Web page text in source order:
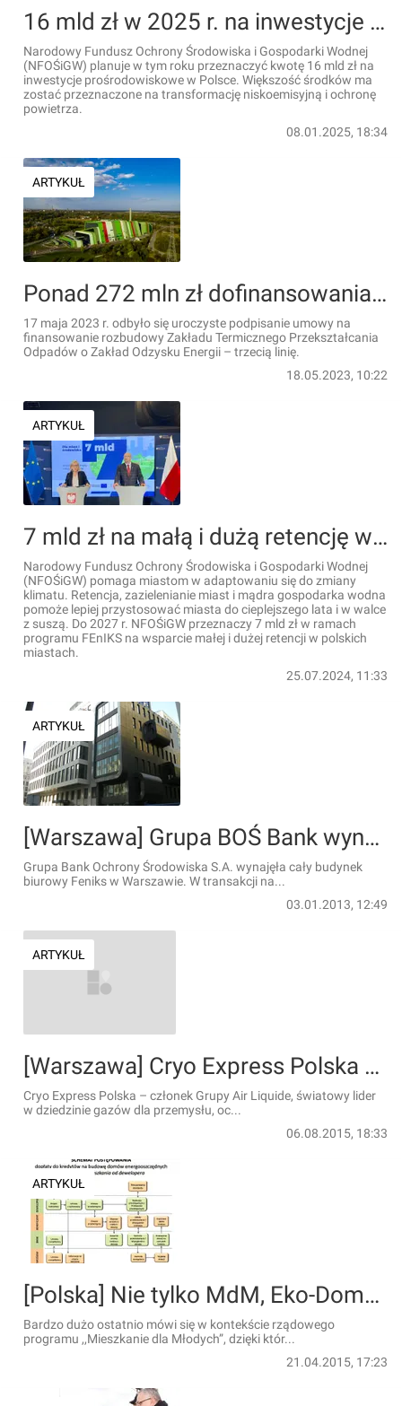
16 mld zł w 2025 r. na inwestycje prośrodowiskowe w Polsce
Narodowy Fundusz Ochrony Środowiska i Gospodarki Wodnej
(NFOŚiGW) planuje w tym roku przeznaczyć kwotę 16 mld zł na
inwestycje prośrodowiskowe w Polsce. Większość środków ma
zostać przeznaczone na transformację niskoemisyjną i ochronę
powietrza.
08.01.2025, 18:34
ARTYKUŁ
Ponad 272 mln zł dofinansowania z NFOŚiGW na rozbudowę krakowskiej spalarni [ZDJĘCIA]
17 maja 2023 r. odbyło się uroczyste podpisanie umowy na
finansowanie rozbudowy Zakładu Termicznego Przekształcania
Odpadów o Zakład Odzysku Energii – trzecią linię.
18.05.2023, 10:22
ARTYKUŁ
7 mld zł na małą i dużą retencję w polskich miastach i miasteczkach
Narodowy Fundusz Ochrony Środowiska i Gospodarki Wodnej
(NFOŚiGW) pomaga miastom w adaptowaniu się do zmiany
klimatu. Retencja, zazielenianie miast i mądra gospodarka wodna
pomoże lepiej przystosować miasta do cieplejszego lata i w walce
z suszą. Do 2027 r. NFOŚiGW przeznaczy 7 mld zł w ramach
programu FEnIKS na wsparcie małej i dużej retencji w polskich
miastach.
25.07.2024, 11:33
ARTYKUŁ
[Warszawa] Grupa BOŚ Bank wynajmuje cały biurowiec Feniks w Warszawie
Grupa Bank Ochrony Środowiska S.A. wynajęła cały budynek
biurowy Feniks w Warszawie. W transakcji na...
03.01.2013, 12:49
ARTYKUŁ
[Warszawa] Cryo Express Polska wprowadza się do Airport House w Warszawie
Cryo Express Polska – członek Grupy Air Liquide, światowy lider
w dziedzinie gazów dla przemysłu, oc...
06.08.2015, 18:33
ARTYKUŁ
[Polska] Nie tylko MdM, Eko-Domy również z dopłatą
Bardzo dużo ostatnio mówi się w kontekście rządowego
programu ,,Mieszkanie dla Młodych”, dzięki któr...
21.04.2015, 17:23